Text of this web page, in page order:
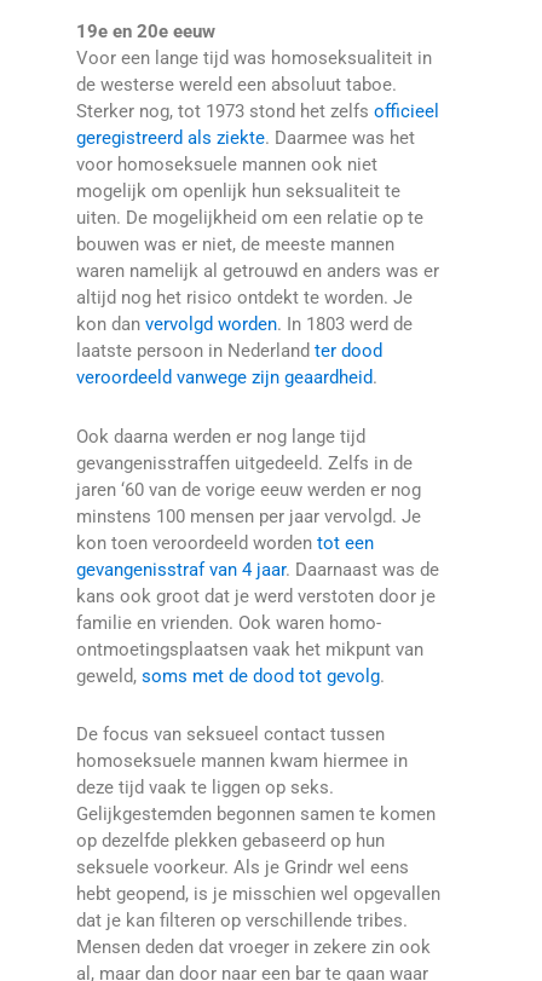
19e en 20e eeuw
Voor een lange tijd was homoseksualiteit in
de westerse wereld een absoluut taboe.
Sterker nog, tot 1973 stond het zelfs officieel
geregistreerd als ziekte. Daarmee was het
voor homoseksuele mannen ook niet
mogelijk om openlijk hun seksualiteit te
uiten. De mogelijkheid om een relatie op te
bouwen was er niet, de meeste mannen
waren namelijk al getrouwd en anders was er
altijd nog het risico ontdekt te worden. Je
kon dan vervolgd worden. In 1803 werd de
laatste persoon in Nederland ter dood
veroordeeld vanwege zijn geaardheid.
Ook daarna werden er nog lange tijd
gevangenisstraffen uitgedeeld. Zelfs in de
jaren ‘60 van de vorige eeuw werden er nog
minstens 100 mensen per jaar vervolgd. Je
kon toen veroordeeld worden tot een
gevangenisstraf van 4 jaar. Daarnaast was de
kans ook groot dat je werd verstoten door je
familie en vrienden. Ook waren homo-
ontmoetingsplaatsen vaak het mikpunt van
geweld, soms met de dood tot gevolg.
De focus van seksueel contact tussen
homoseksuele mannen kwam hiermee in
deze tijd vaak te liggen op seks.
Gelijkgestemden begonnen samen te komen
op dezelfde plekken gebaseerd op hun
seksuele voorkeur. Als je Grindr wel eens
hebt geopend, is je misschien wel opgevallen
dat je kan filteren op verschillende tribes.
Mensen deden dat vroeger in zekere zin ook
al, maar dan door naar een bar te gaan waar